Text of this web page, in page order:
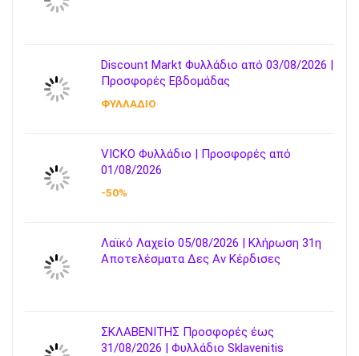
Discount Markt Φυλλάδιο από 03/08/2026 |
Προσφορές Εβδομάδας
ΦΥΛΛΑΔΙΟ
VICKO Φυλλάδιο | Προσφορές από
01/08/2026
-50%
Λαϊκό Λαχείο 05/08/2026 | Κλήρωση 31η
Αποτελέσματα Δες Αν Κέρδισες
ΣΚΛΑΒΕΝΙΤΗΣ Προσφορές έως
31/08/2026 | Φυλλάδιο Sklavenitis